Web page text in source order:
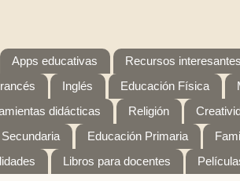
Apps educativas Recursos interesantes
Inglés Educación Física
didácticas Religión
Educación Primaria
Libros para docentes